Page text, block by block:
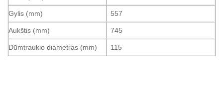
Gylis (mm) 557
Aukštis (mm) 745
Dūmtraukio diametras (mm) 115